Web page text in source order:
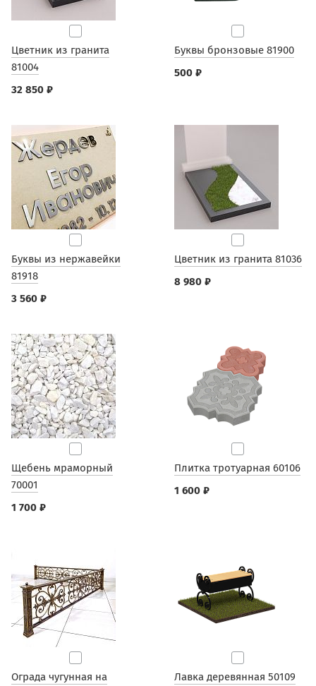
Цветник из гранита
81004
32 850 ₽
Буквы бронзовые 81900
500 ₽
Буквы из нержавейки
81918
3 560 ₽
Цветник из гранита 81036
8 980 ₽
Щебень мраморный
70001
1 700 ₽
Плитка тротуарная 60106
1 600 ₽
Ограда чугунная на
Лавка деревянная 50109